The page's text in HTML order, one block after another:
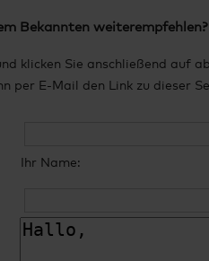
Bekannten weiterempfehlen?
klicken Sie anschließend auf
per E-Mail den Link zu dieser
Ihr Name: